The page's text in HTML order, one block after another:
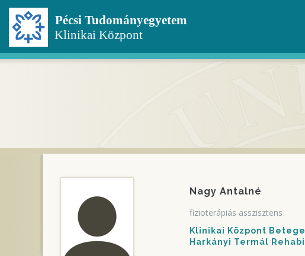
Ugrás
tartalomra
Nagy Antalné
fizioterápiás asszisztens
Klinikai Központ
Harkányi Termál